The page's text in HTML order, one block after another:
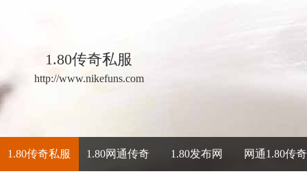
1.80传奇私服
http://www.nikefuns.com
1.80传奇私服 1.80网通传奇 1.80发布网 网通1.80传奇